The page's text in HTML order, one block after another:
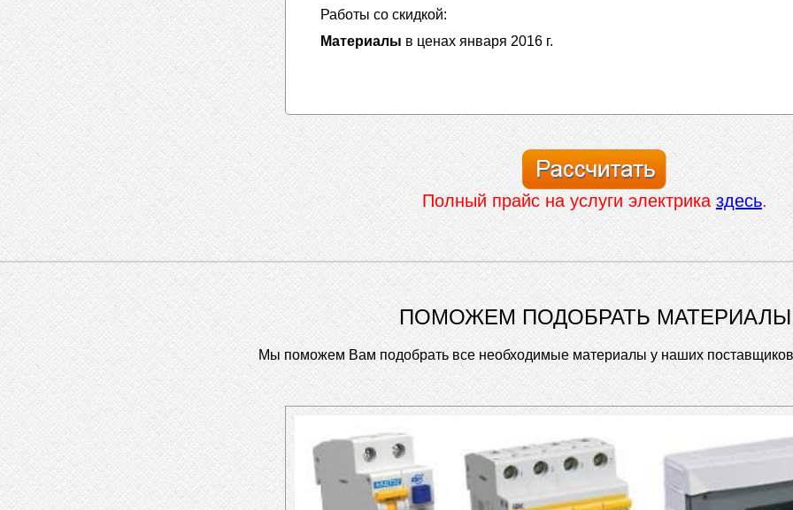
Работы со скидкой:
Материалы в ценах января 2016 г.
Полный прайс на услуги электриказдесь.
ПОМОЖЕМ ПОДОБРАТЬ МАТЕРИАЛЫ
Мы поможем Вам подобрать все необходимые материалы у наших поставщиков